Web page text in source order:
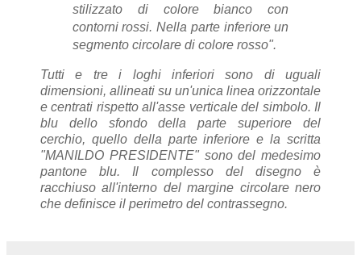
stilizzato di colorebianco con
contorni rossi. Nella parte inferiore un
segmento circolare di colore rosso".
Tutti e tre i loghi inferiori sono di uguali
dimensioni, allineati su un'unica linea orizzontale
e centrati rispetto all'asse verticale del simbolo. Il
blu dello sfondo della parte superiore del
cerchio, quello della parte inferiore e la scritta
"MANILDO PRESIDENTE" sono del medesimo
pantone blu. Il complesso del disegno è
racchiuso all'interno del margine circolare nero
che definisce il perimetro del contrassegno.